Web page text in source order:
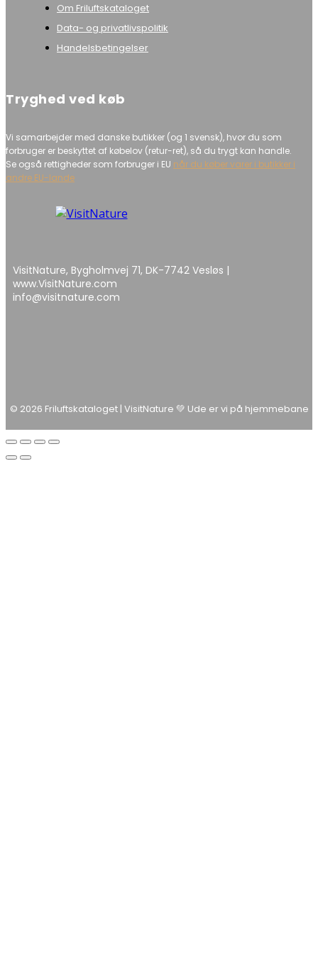
Om Friluftskataloget
Data- og privatlivspolitik
Handelsbetingelser
Tryghed ved køb
Vi samarbejder med danske butikker (og 1 svensk), hvor du som
forbruger er beskyttet af købelov (retur-ret), så du trygt kan handle.
Se også rettigheder som forbruger i EU når du køber varer i butikker i
andre EU-lande
VisitNature, Bygholmvej 71, DK-7742 Vesløs |
www.VisitNature.com
info@visitnature.com
© 2026 Friluftskataloget | VisitNature 💚 Ude er vi på hjemmebane